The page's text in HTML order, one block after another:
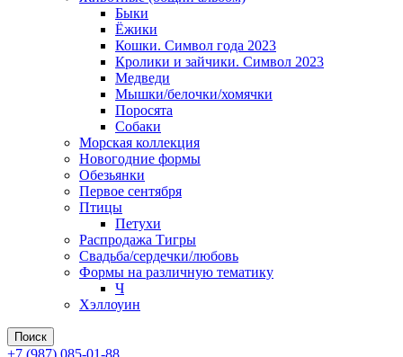
Быки
Ёжики
Кошки. Символ года 2023
Кролики и зайчики. Символ 2023
Медведи
Мышки/белочки/хомячки
Поросята
Собаки
Морская коллекция
Новогодние формы
Обезьянки
Первое сентября
Птицы
Петухи
Распродажа Тигры
Свадьба/сердечки/любовь
Формы на различную тематику
Ч
Хэллоуин
Поиск
+7 (987) 085-01-88